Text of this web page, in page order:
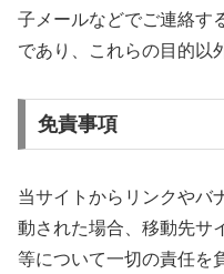
子メールなどでご連絡す
であり、これらの目的以
免責事項
当サイトからリンクやバ
動された場合、移動先サ
等について一切の責任を